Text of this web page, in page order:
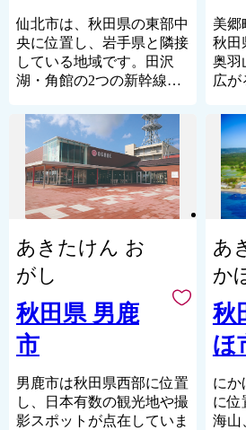
仙北市は、秋田県の東部中
央に位置し、岩手県と隣接
している地域です。田沢
湖・角館の2つの新幹線の
関口として自然・歴史文化
などの観光資源が豊富な町
であります。市のほぼ中央
に水深日本一の田沢湖があ
り、秋田駒ヶ岳・八幡平に
囲まれ、玉川・乳頭といっ
城下町として栄えた角館地
区は「みちのくの小京都」
と呼ばれ、武家屋敷や2km
に及ぶ桜のトンネルが魅力
です。
美郷
秋田
奥羽
広が
の
美
カ
定
ん
照
群で
ま
ダー
2万
を迎
品種
か）
やか
のコ
あきたけん お
がし
秋田県 男鹿
市
男鹿市は秋田県西部に位置
し、日本有数の観光地や撮
影スポットが点在していま
あ
か
秋
ほ
にか
に位
海山